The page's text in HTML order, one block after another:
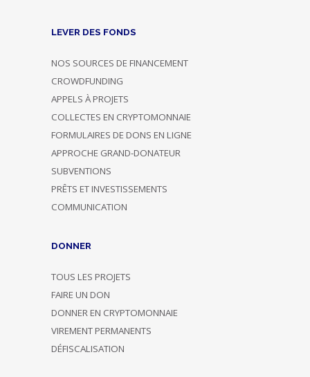
LEVER DES FONDS
NOS SOURCES DE FINANCEMENT
CROWDFUNDING
APPELS À PROJETS
COLLECTES EN CRYPTOMONNAIE
FORMULAIRES DE DONS EN LIGNE
APPROCHE GRAND-DONATEUR
SUBVENTIONS
PRÊTS ET INVESTISSEMENTS
COMMUNICATION
DONNER
TOUS LES PROJETS
FAIRE UN DON
DONNER EN CRYPTOMONNAIE
VIREMENT PERMANENTS
DÉFISCALISATION